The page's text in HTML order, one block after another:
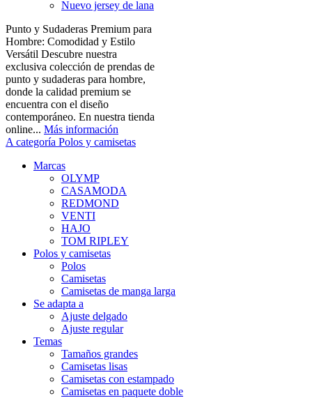
Nuevo jersey de lana
Punto y Sudaderas Premium para
Hombre: Comodidad y Estilo
Versátil Descubre nuestra
exclusiva colección de prendas de
punto y sudaderas para hombre,
donde la calidad premium se
encuentra con el diseño
contemporáneo. En nuestra tienda
online... Más información
A categoría Polos y camisetas
Marcas
OLYMP
CASAMODA
REDMOND
VENTI
HAJO
TOM RIPLEY
Polos y camisetas
Polos
Camisetas
Camisetas de manga larga
Se adapta a
Ajuste delgado
Ajuste regular
Temas
Tamaños grandes
Camisetas lisas
Camisetas con estampado
Camisetas en paquete doble